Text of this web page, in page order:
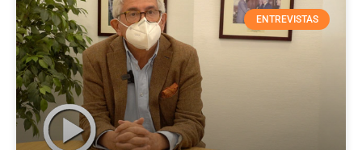
ENTREVISTAS